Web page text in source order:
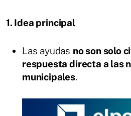
1. Idea principal
Las ayudas no son solo
respuesta directa a las
municipales.